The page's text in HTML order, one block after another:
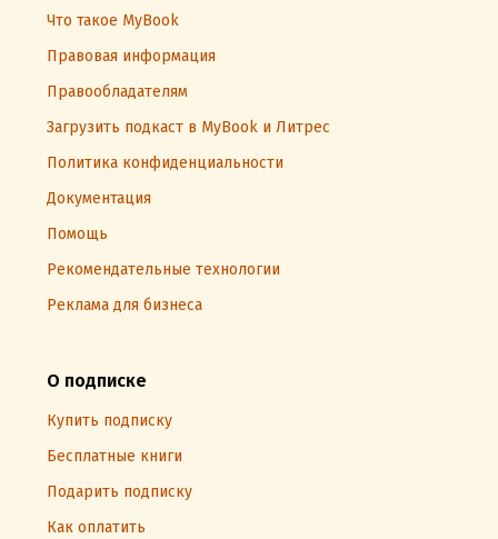
Что такое MyBook
Правовая информация
Правообладателям
Загрузить подкаст в MyBook и Литрес
Политика конфиденциальности
Документация
Помощь
Рекомендательные технологии
Реклама для бизнеса
О подписке
Купить подписку
Бесплатные книги
Подарить подписку
Как оплатить